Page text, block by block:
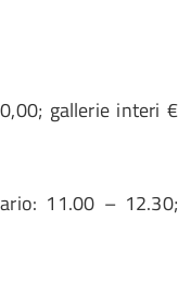
gallerie interi €
11.00 – 12.30;